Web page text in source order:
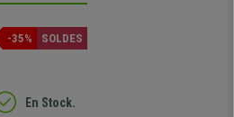
-35% SOLDES
En Stock.